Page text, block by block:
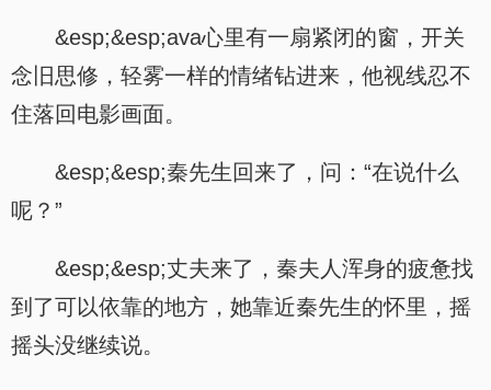
&esp;&esp;ava心里有一扇紧闭的窗，开关
念旧思修，轻雾一样的情绪钻进来，他视线忍不
住落回电影画面。
&esp;&esp;秦先生回来了，问：“在说什么
呢？”
&esp;&esp;丈夫来了，秦夫人浑身的疲惫找
到了可以依靠的地方，她靠近秦先生的怀里，摇
摇头没继续说。